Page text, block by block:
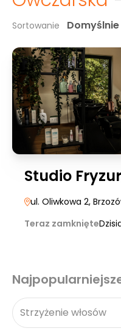
Sortowanie Domyślnie
Studio
ul. Oliwkowa 2,
Teraz zamknięte
Strzyżenie włosów